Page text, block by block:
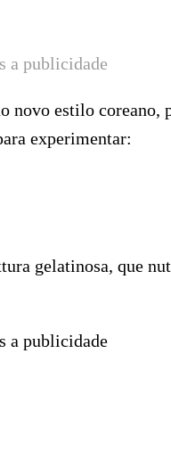
a publicidade
novo estilo
experimentar:
gelatinosa, que
a publicidade